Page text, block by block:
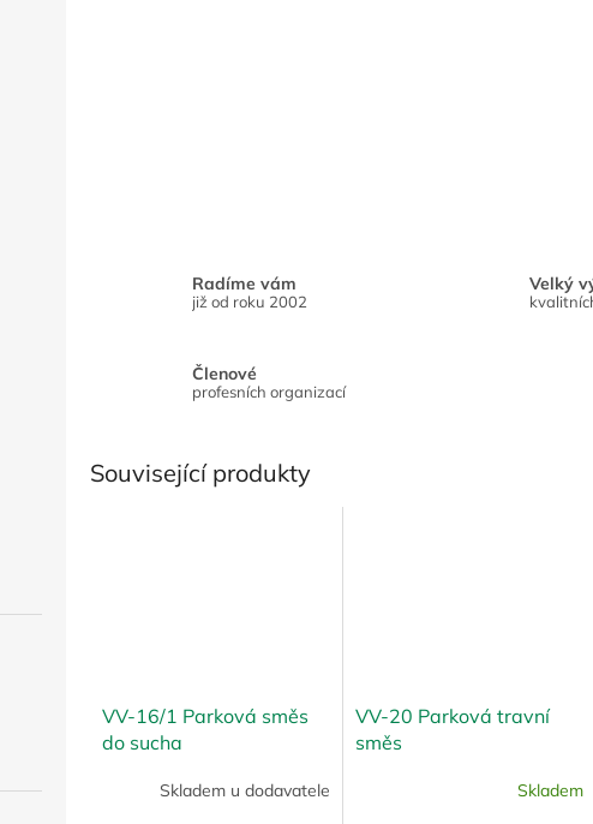
Radíme vám
již od roku 2002
Velký
Členové
profesních organizací
Související produkty
VV-16/1 Parková směs
do sucha
Skladem u dodavatele
VV-20 Parková travní
směs
Skladem